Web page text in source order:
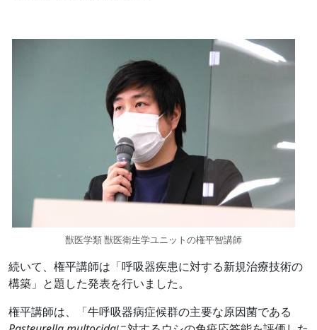
獣医学類 獣医衛生学ユニットの権平智講師
続いて、権平講師は「呼吸器疾患に対する新規治療技術の
構築」と題した発表を行いました。
権平講師は、「牛呼吸器病症候群の主要な原因菌である